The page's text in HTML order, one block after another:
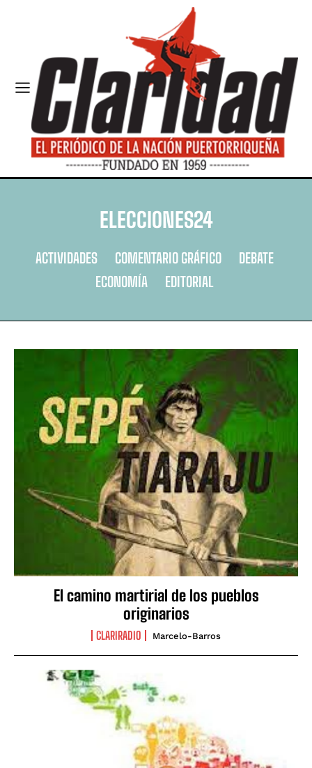
ELECCIONES24
ACTIVIDADES COMENTARIO GRÁFICO
DEBATE
ECONOMÍA
EDITORIAL
El camino martirial de los pueblos
originarios
CLARIRADIO Marcelo-Barros